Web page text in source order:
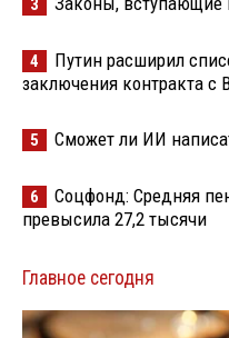
3
4
Путин расширил
заключения контракта с
5 Сможет ли ИИ
6
Соцфонд: Средняя
превысила 27,2 тысячи
Главное сегодня